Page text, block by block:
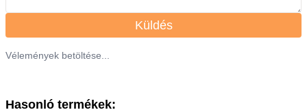
Küldés
Vélemények betöltése...
Hasonló termékek: